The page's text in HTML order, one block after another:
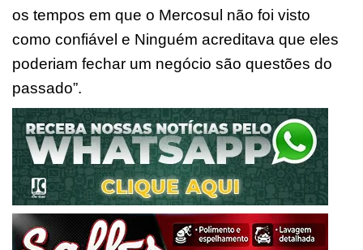
os tempos em que o Mercosul não foi visto
como confiável e Ninguém acreditava que eles
poderiam fechar um negócio são questões do
passado”.